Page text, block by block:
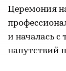
Церемония
и началась с
напутствий